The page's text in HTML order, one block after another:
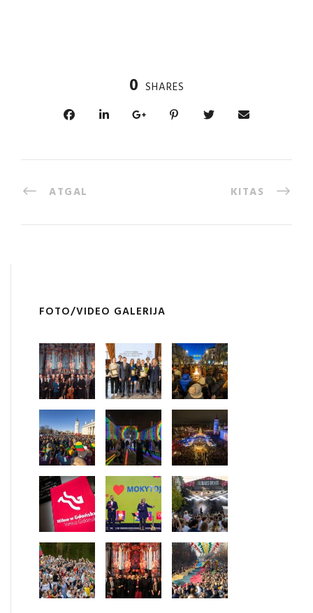
0 SHARES
ATGAL KITAS
FOTO/VIDEO GALERIJA